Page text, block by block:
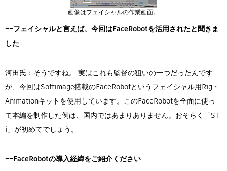
画像はフェイシャルの作業画面。
――フェイシャルと言えば、今回はFaceRobotを活用されたと聞きま
した
河田氏：そうですね。 実はこれも監督の狙いの一つだったんです
が、今回はSoftimage搭載のFaceRobotというフェイシャル用Rig・
Animationキットを使用しています。このFaceRobotを全面に使っ
て本編を制作した例は、国内ではあまりありません。おそらく「ST
i」が初めてでしょう。
――FaceRobotの導入経緯をご紹介ください